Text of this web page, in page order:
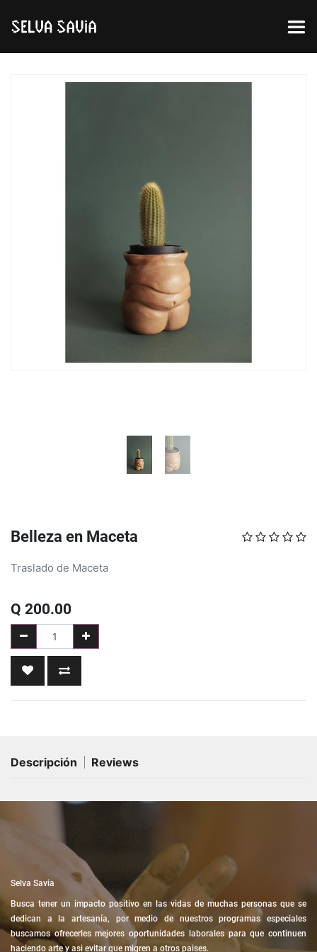
Belleza en Maceta
Traslado de Maceta
Q 200.00
Descripción Reviews
Selva Savia
Busca tener un impacto positivo en las vidas de muchas personas que se
dedican a la artesanía, por medio de nuestros programas especiales
buscamos ofrecerles mejores oportunidades laborales para que continuen
haciendo arte y asi evitar que migren a otros paises.